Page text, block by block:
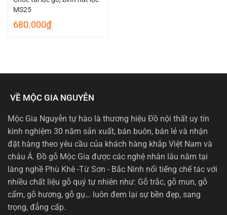
MS25
680.000₫
VỀ MỘC GIA NGUYỄN
Mộc Gia Nguyễn tự hào là thương hiệu Đồ nội thất uy tín
kinh nghiệm 30 năm sản xuất, bán buôn, bán lẻ và nhận
đặt hàng theo yêu cầu của khách hàng khắp Việt Nam và
châu Á. Đồ gỗ Mộc Gia được các nghệ nhân lâu năm tại
làng nghề Phù Khê -Từ Sơn - Bắc Ninh nổi tiếng chế tác với
nhiều chất liệu gỗ quý tự nhiên như: Gỗ trắc, gỗ mun, gỗ
cẩm, gỗ hương, gỗ gụ… luôn đem lại sự bền đẹp, sang
trọng, đẳng cấp.